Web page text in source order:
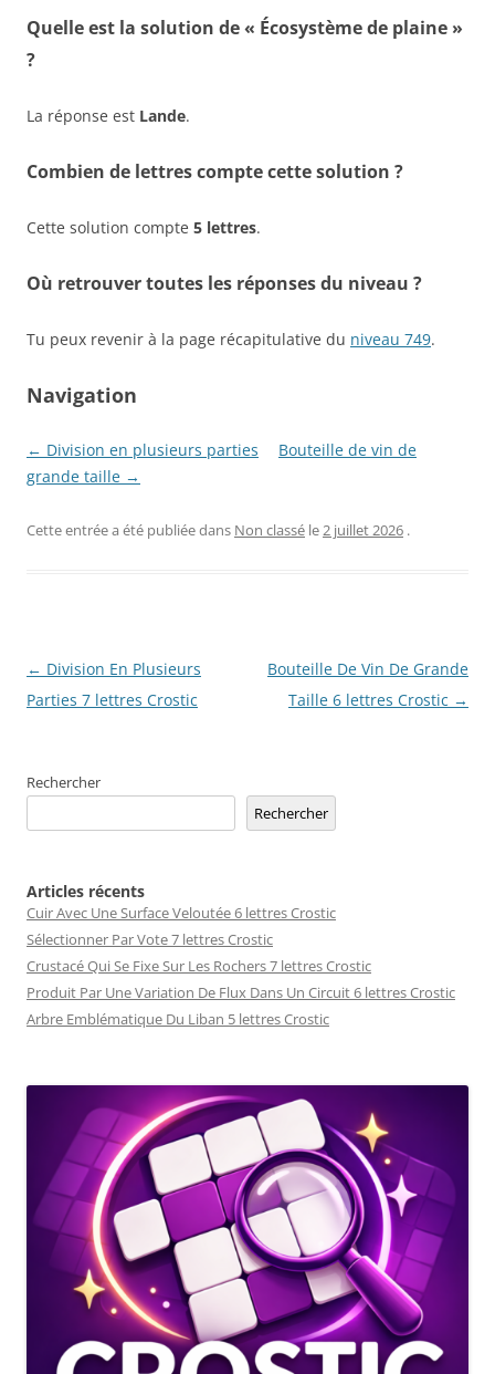
Quelle est la solution de « Écosystème de plaine »
?
La réponse est Lande.
Combien de lettres compte cette solution ?
Cette solution compte 5 lettres.
Où retrouver toutes les réponses du niveau ?
Tu peux revenir à la page récapitulative du niveau 749.
Navigation
← Division en plusieurs parties
Bouteille de vin de
grande taille →
Cette entrée a été publiée dans Non classé le2 juillet 2026 .
Navigation
des
← Division En Plusieurs
Parties 7 lettres Crostic
Bouteille De Vin De Grande
Taille 6 lettres Crostic →
Rechercher
Rechercher
Articles récents
Cuir Avec Une Surface Veloutée 6 lettres Crostic
Sélectionner Par Vote 7 lettres Crostic
Crustacé Qui Se Fixe Sur Les Rochers 7 lettres Crostic
Produit Par Une Variation De Flux Dans Un Circuit 6 lettres Crostic
Arbre Emblématique Du Liban 5 lettres Crostic